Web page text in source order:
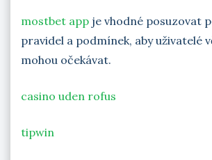
mostbet app je vhodné posuzovat
pravidel a podmínek, aby uživatelé
mohou očekávat.
casino uden rofus
tipwin